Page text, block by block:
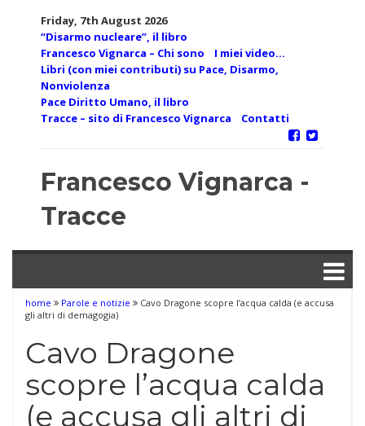
Friday, 7th August 2026
“Disarmo nucleare”, il libro
Francesco Vignarca – Chi sono
I miei video…
Libri (con miei contributi) su Pace, Disarmo,
Nonviolenza
Pace Diritto Umano, il libro
Tracce – sito di Francesco Vignarca
Contatti
Francesco Vignarca -
Tracce
home Parole e notizie
Cavo Dragone scopre l’acqua calda (e accusa
gli altri di demagogia)
Cavo Dragone
scopre l’acqua calda
(e accusa gli altri di